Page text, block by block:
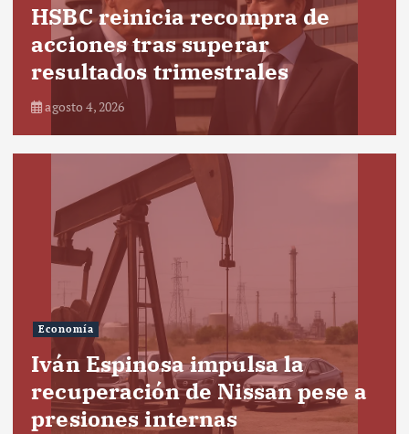
HSBC reinicia recompra de
acciones tras superar
resultados trimestrales
agosto 4, 2026
Economía
Iván Espinosa impulsa la
recuperación de Nissan pese a
presiones internas